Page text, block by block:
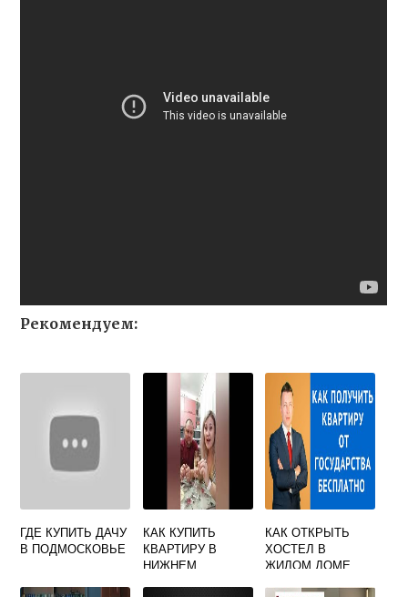
Рекомендуем:
ГДЕ КУПИТЬ ДАЧУ
В ПОДМОСКОВЬЕ
КАК КУПИТЬ
КВАРТИРУ В
НИЖНЕМ
КАК ОТКРЫТЬ
ХОСТЕЛ В
ЖИЛОМ ДОМЕ